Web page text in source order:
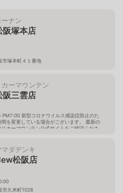
ーナン
阪塚本店
市塚本町４１番地
カーマウンテン
阪三雲店
PM7:00 新型コロナウイルス感染症防止のた
間を変更している場合がございます。 最新の
カーマウンテン公式サイトをご確認くださ
マダデンキ
松阪店
市久米町1028